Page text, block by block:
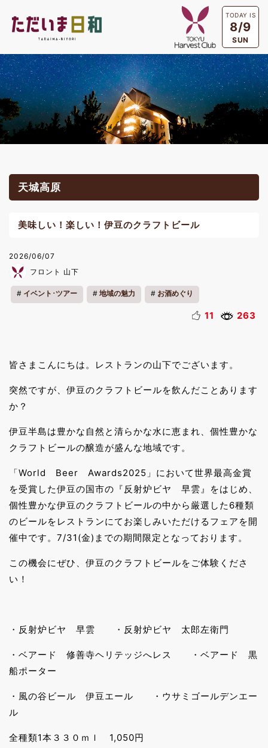
TODAY IS
8/9
SUN
天城高原
美味しい！楽しい！伊豆のクラフトビール
2026/06/07
フロント 山下
イベント･ツアー 地域の魅力 お酒めぐり
11 263
皆さまこんにちは。レストランの山下でございます。
突然ですが、伊豆のクラフトビールを飲んだことあります
か？
伊豆半島は豊かな自然と清らかな水に恵まれ、個性豊かな
クラフトビールの醸造が盛んな地域です。
「World Beer Awards2025」において世界最高金賞
を受賞した伊豆の国市の『反射炉ビヤ 早雲』をはじめ、
個性豊かな伊豆のクラフトビールの中から厳選した6種類
のビールをレストランにてお楽しみいただけるフェアを開
催中です。7/31(金)までの期間限定となっております。
この機会にぜひ、伊豆のクラフトビールをご体験くださ
い！
・反射炉ビヤ 早雲 ・反射炉ビヤ 太郎左衛門
・ベアード 修善寺ヘリテッジへレス ・ベアード 黒
船ポーター
・風の谷ビール 伊豆エール ・ウサミゴールデンエー
ル
全種類1本３３０ｍｌ 1,050円